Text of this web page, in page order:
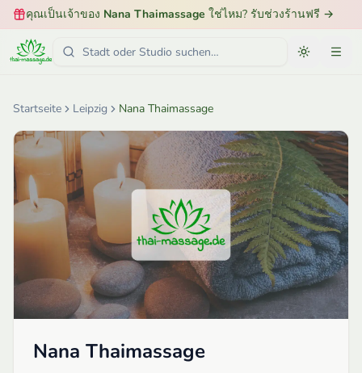
คุณเป็นเจ้าของ Nana Thaimassage ใช่ไหม? รับช่วงร้านฟรี →
Startseite Leipzig Nana Thaimassage
Nana Thaimassage